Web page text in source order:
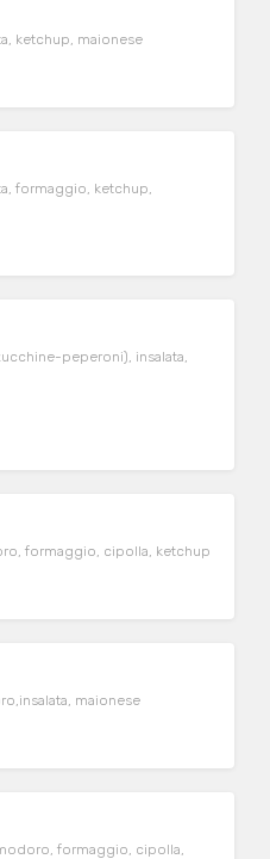
ketchup, maionese
formaggio, ketchup,
peperoni), insalata,
formaggio, cipolla, ketchup
maionese
formaggio, cipolla,